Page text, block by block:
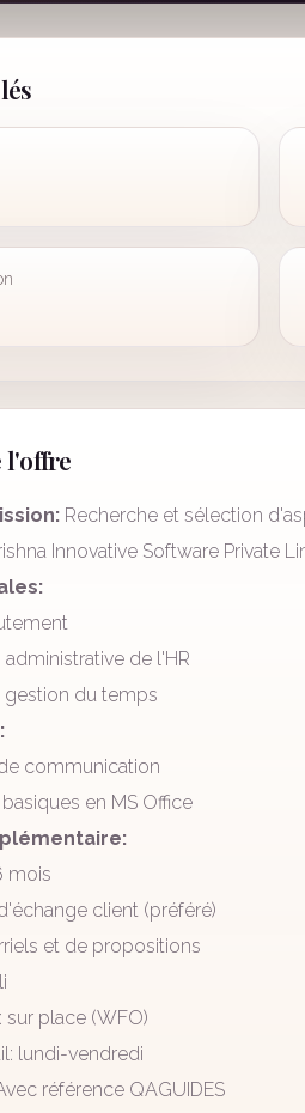
l'offre
Recherche et sélection
Innovative Software Private
de l'HR
gestion du temps
communication
en MS Office
mois
client (préféré)
et de propositions
sur place (WFO)
lundi-vendredi
référence QAGUIDES